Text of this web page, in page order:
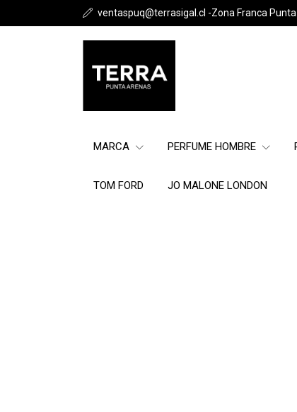
ventaspuq@terrasigal.cl -Zona Franca
MARCA PERFUME HOMBRE
TOM FORD JO MALONE LONDON